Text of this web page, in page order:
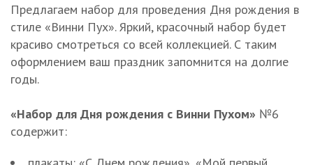
Предлагаем набор для проведения Дня рождения в
стиле «Винни Пух». Яркий, красочный набор будет
красиво смотреться со всей коллекцией. С таким
оформлением ваш праздник запомнится на долгие
годы.
«Набор для Дня рождения с Винни Пухом» №6
содержит: